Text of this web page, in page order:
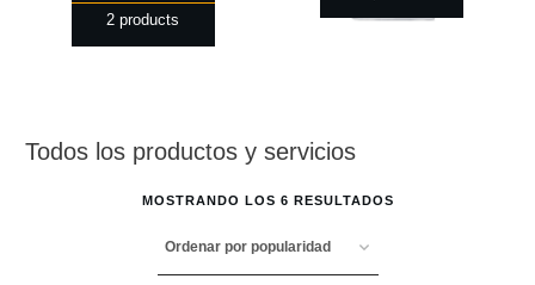
2 products
Todos los productos y servicios
MOSTRANDO LOS 6 RESULTADOS